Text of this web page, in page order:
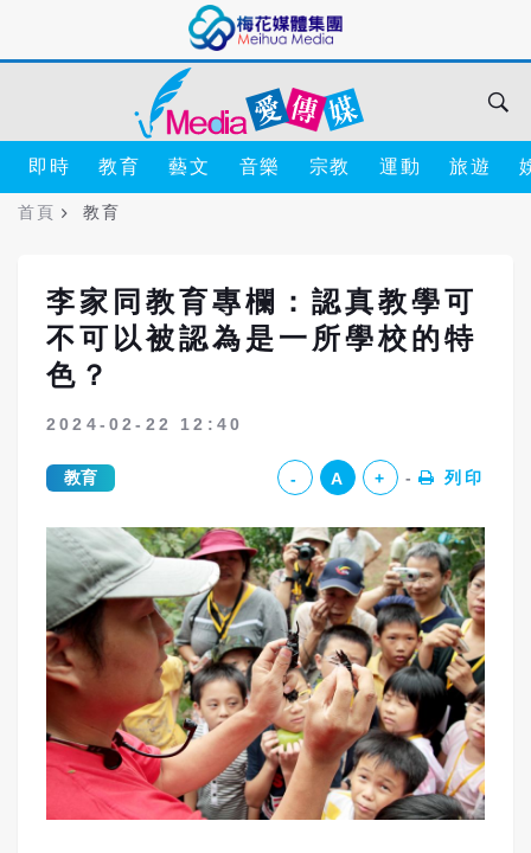
即時 教育 藝文 音樂 宗教 運動 旅遊
首頁 教育
李家同教育專欄：認真教學可
不可以被認為是一所學校的特
色？
2024-02-22 12:40
教育 - A + 列印